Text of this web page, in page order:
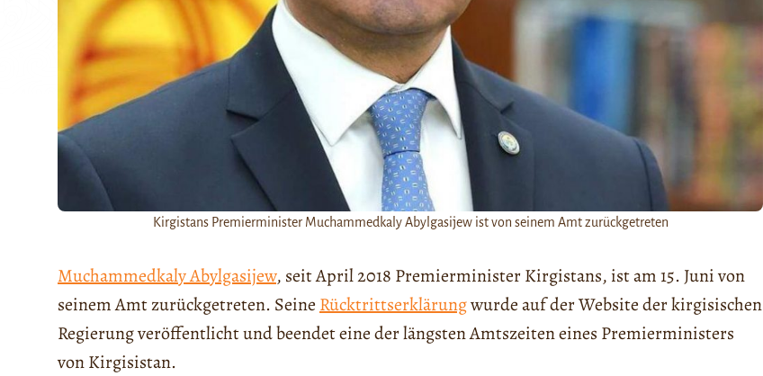
Kirgistans Premierminister Muchammedkaly Abylgasijew ist von seinem Amt zurückgetreten
Muchammedkaly Abylgasijew, seit April 2018 Premierminister Kirgistans, ist am 15. Juni von
seinem Amt zurückgetreten. Seine Rücktrittserklärungwurde auf der Website der kirgisischen
Regierung veröffentlicht und beendet eine der längsten Amtszeiten eines Premierministers
von Kirgisistan.